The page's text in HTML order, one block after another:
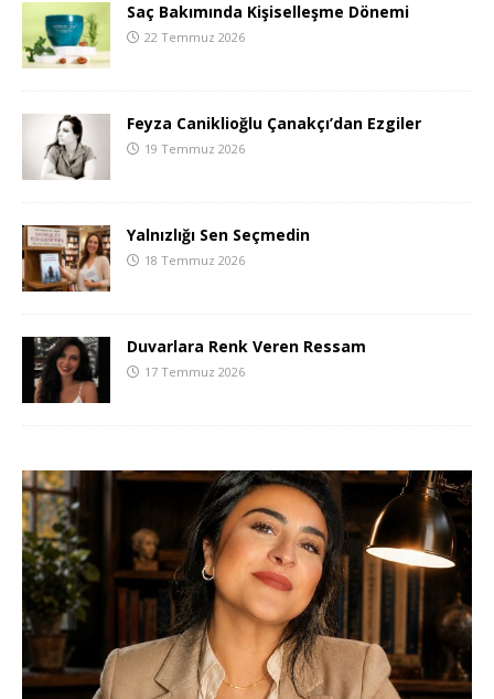
Saç Bakımında Kişiselleşme Dönemi
22 Temmuz 2026
Feyza Caniklioğlu Çanakçı’dan Ezgiler
19 Temmuz 2026
Yalnızlığı Sen Seçmedin
18 Temmuz 2026
Duvarlara Renk Veren Ressam
17 Temmuz 2026